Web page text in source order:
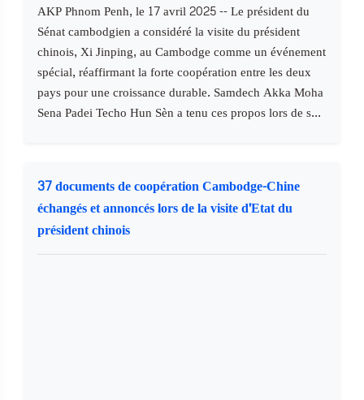
AKP Phnom Penh, le 17 avril 2025 -- Le président du
Sénat cambodgien a considéré la visite du président
chinois, Xi Jinping, au Cambodge comme un événement
spécial, réaffirmant la forte coopération entre les deux
pays pour une croissance durable. Samdech Akka Moha
Sena Padei Techo Hun Sèn a tenu ces propos lors de s...
37 documents de coopération Cambodge-Chine
échangés et annoncés lors de la visite d'Etat du
président chinois